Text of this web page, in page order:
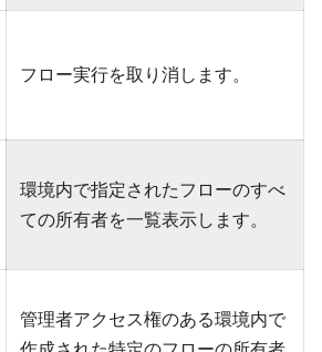
フロー実行を取り消します。
環境内で指定されたフローのすべ
ての所有者を一覧表示します。
管理者アクセス権のある環境内で